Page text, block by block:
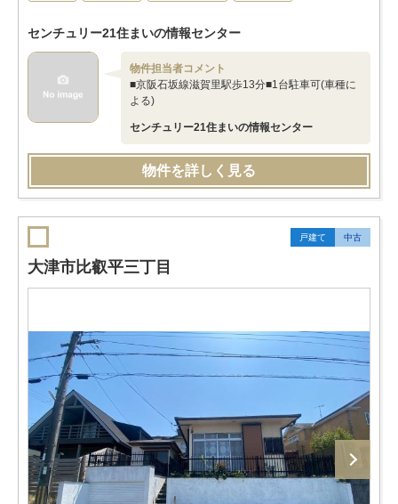
センチュリー21住まいの情報センター
物件担当者コメント
■京阪石坂線滋賀里駅歩13分■1台駐車可(車種に
よる)
センチュリー21住まいの情報センター
物件を詳しく見る
戸建て 中古
大津市比叡平三丁目